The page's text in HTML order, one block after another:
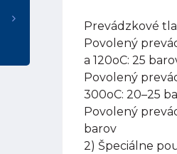
Prevádzkové
Povolený
a 120oC: 25
Povolený
300oC: 20–25
Povolený
barov
2) Špeciálne